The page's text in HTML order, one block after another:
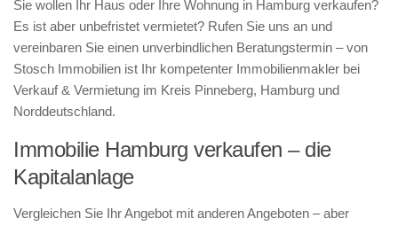
Sie wollen Ihr Haus oder Ihre Wohnung in Hamburg verkaufen?
Es ist aber unbefristet vermietet? Rufen Sie uns an und
vereinbaren Sie einen unverbindlichen Beratungstermin – von
Stosch Immobilien ist Ihr kompetenter Immobilienmakler bei
Verkauf & Vermietung im Kreis Pinneberg, Hamburg und
Norddeutschland.
Immobilie Hamburg verkaufen – die
Kapitalanlage
Vergleichen Sie Ihr Angebot mit anderen Angeboten – aber